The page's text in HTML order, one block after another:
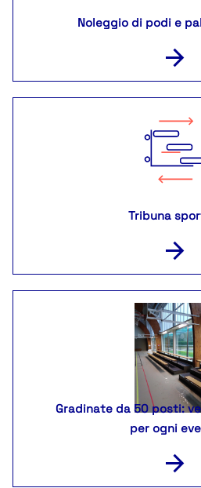
Noleggio di podi e
Tribuna
Gradinate da 50 posti:
per ogni